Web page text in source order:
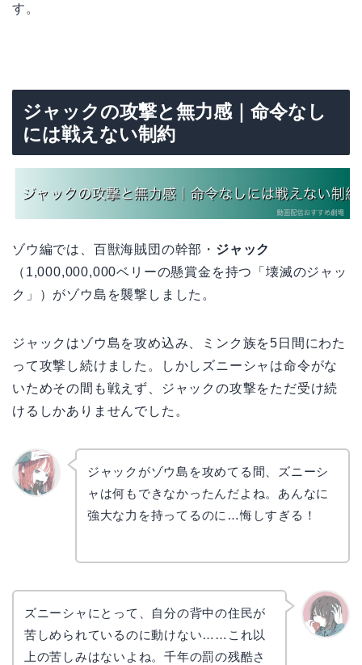
す。
ジャックの攻撃と無力感｜命令なし
には戦えない制約
ゾウ編では、百獣海賊団の幹部・ ジャック
（1,000,000,000ベリーの懸賞金を持つ「壊滅のジャッ
ク」）がゾウ島を襲撃しました。
ジャックはゾウ島を攻め込み、ミンク族を5日間にわた
って攻撃し続けました。しかしズニーシャは命令がな
いためその間も戦えず、ジャックの攻撃をただ受け続
けるしかありませんでした。
ジャックがゾウ島を攻めてる間、ズニーシ
ャは何もできなかったんだよね。あんなに
強大な力を持ってるのに…悔しすぎる！
ズニーシャにとって、自分の背中の住民が
苦しめられているのに動けない……これ以
上の苦しみはないよね。千年の罰の残酷さ